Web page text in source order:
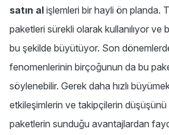
satın al işlemleri bir hayli ön planda.
paketleri sürekli olarak kullanılıyor ve
bu şekilde büyütüyor. Son
fenomenlerinin birçoğunun da bu
söylenebilir. Gerek daha hızlı
etkileşimlerin ve takipçilerin düşüşünü
paketlerin sunduğu avantajlardan